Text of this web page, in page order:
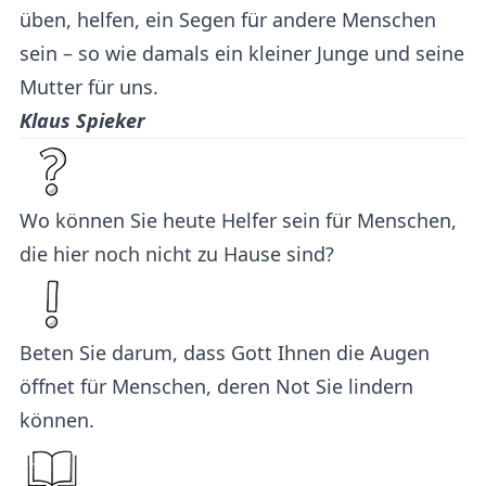
üben, helfen, ein Segen für andere Menschen
sein – so wie damals ein kleiner Junge und seine
Mutter für uns.
Klaus Spieker
Wo können Sie heute Helfer sein für Menschen,
die hier noch nicht zu Hause sind?
Beten Sie darum, dass Gott Ihnen die Augen
öffnet für Menschen, deren Not Sie lindern
können.